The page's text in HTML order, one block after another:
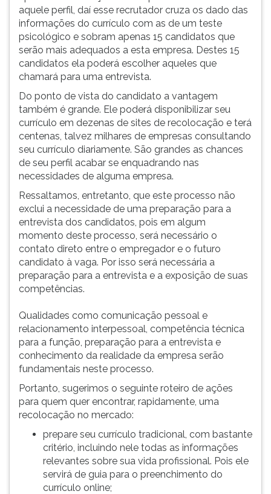
aquele perfil, daí esse recrutador cruza os dado das
informações do currículo com as de um teste
psicológico e sobram apenas 15 candidatos que
serão mais adequados a esta empresa. Destes 15
candidatos ela poderá escolher aqueles que
chamará para uma entrevista.
Do ponto de vista do candidato a vantagem
também é grande. Ele poderá disponibilizar seu
currículo em dezenas de sites de recolocação e terá
centenas, talvez milhares de empresas consultando
seu currículo diariamente. São grandes as chances
de seu perfil acabar se enquadrando nas
necessidades de alguma empresa.
Ressaltamos, entretanto, que este processo não
exclui a necessidade de uma preparação para a
entrevista dos candidatos, pois em algum
momento deste processo, será necessário o
contato direto entre o empregador e o futuro
candidato à vaga. Por isso será necessária a
preparação para a entrevista e a exposição de suas
competências.
Qualidades como comunicação pessoal e
relacionamento interpessoal, competência técnica
para a função, preparação para a entrevista e
conhecimento da realidade da empresa serão
fundamentais neste processo.
Portanto, sugerimos o seguinte roteiro de ações
para quem quer encontrar, rapidamente, uma
recolocação no mercado:
prepare seu currículo tradicional, com bastante
critério, incluindo nele todas as informações
relevantes sobre sua vida profissional. Pois ele
servirá de guia para o preenchimento do
currículo online;